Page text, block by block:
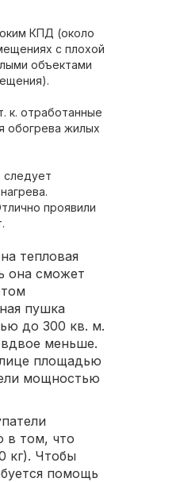
КПД (около
с плохой
объектами
к. отработанные
обогрева жилых
следует
проявили
тепловая
она сможет
пушка
до 300 кв. м.
меньше.
площадью
мощностью
в том, что
кг). Чтобы
помощь